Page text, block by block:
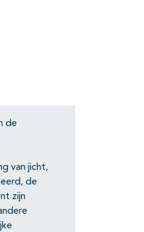
de
van jicht,
de
zijn